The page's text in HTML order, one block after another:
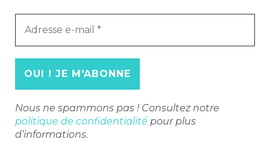
Adresse
Nous ne spammons pas ! Consultez notre
politique de confidentialité pour plus
d’informations.